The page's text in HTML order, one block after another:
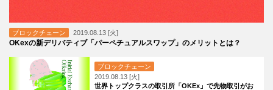
ブロックチェーン 2019.08.13 [火]
OKexの新デリバティブ「パーペチュアルスワップ」のメリットとは？
ブロックチェーン
2019.08.13 [火]
世界トップクラスの取引所「OKEx」で先物取引がお